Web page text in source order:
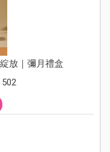
放｜彌月禮盒